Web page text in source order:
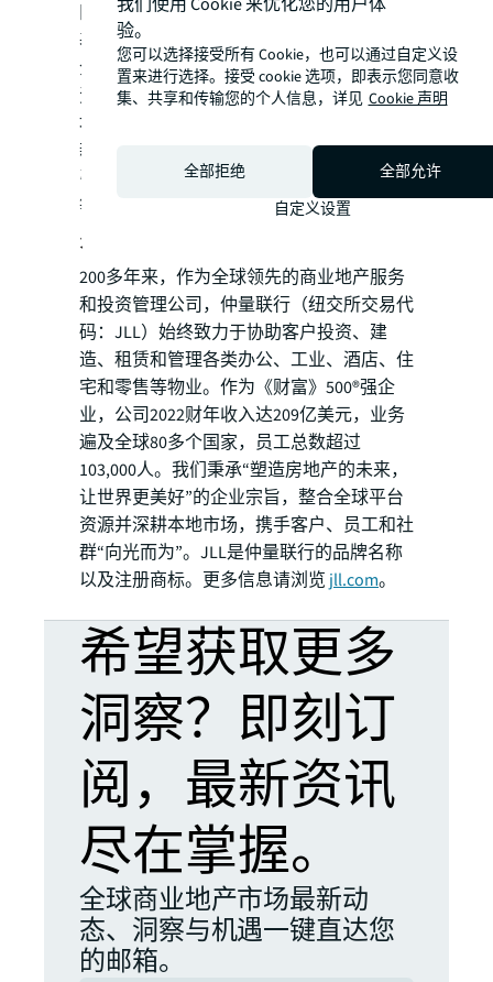
区”的最佳实践。
基于高品质商务办公载体，与新经济的龙头
企业建立长期战略伙伴关系，汇集优质企业
资源， 实现重点产业的引入，太平洋新天
地商业中心约 20万方办公体量的入市将为
新天地区域及黄浦区带来产业聚集与人才吸
引力的提升， 从稳经济、促就业、引人才
等多个层面实现城市高质量发展。
关于仲量联行
200多年来，作为全球领先的商业地产服务
和投资管理公司，仲量联行（纽交所交易代
码：JLL）始终致力于协助客户投资、建
造、租赁和管理各类办公、工业、酒店、住
宅和零售等物业。作为《财富》500®强企
业，公司2022财年收入达209亿美元，业务
遍及全球80多个国家，员工总数超过
103,000人。我们秉承“塑造房地产的未来，
让世界更美好”的企业宗旨，整合全球平台
资源并深耕本地市场，携手客户、员工和社
群“向光而为”。JLL是仲量联行的品牌名称
以及注册商标。更多信息请浏览 jll.com。
希望获取更多
洞察？即刻订
阅，最新资讯
尽在掌握。
全球商业地产市场最新动
态、洞察与机遇一键直达您
的邮箱。
验。
您可以选择接受所有 Cookie，也可以通过自定义设
置来进行选择。接受 cookie 选项，即表示您同意收
集、共享和传输您的个人信息，详见 Cookie 声明
全部拒绝
全部允许
自定义设置